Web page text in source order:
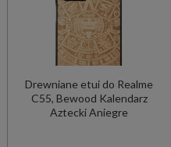
Drewniane etui do Realme
C55, Bewood Kalendarz
Aztecki Aniegre